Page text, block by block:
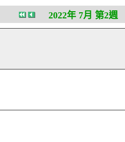
2022年 7月 第2週